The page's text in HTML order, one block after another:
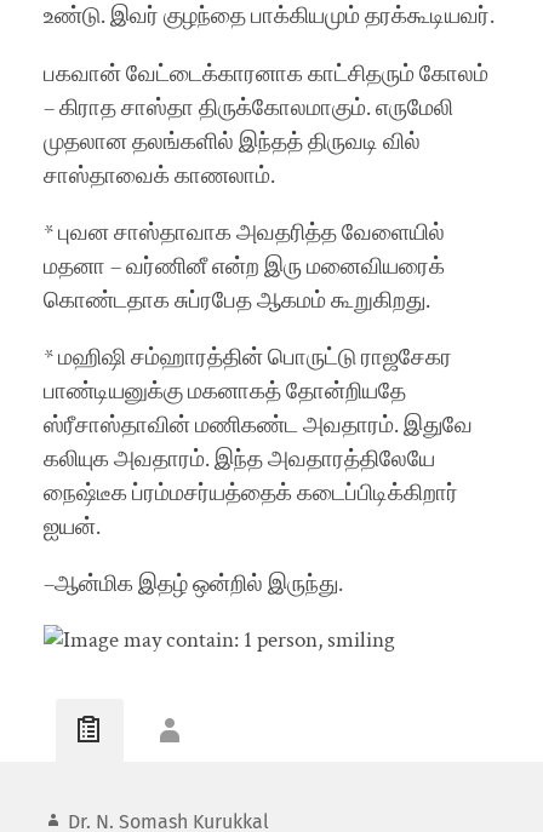
உண்டு. இவர் குழந்தை பாக்கியமும் தரக்கூடியவர்.
பகவான் வேட்டைக்காரனாக காட்சிதரும் கோலம்
– கிராத சாஸ்தா திருக்கோலமாகும். எருமேலி
முதலான தலங்களில் இந்தத் திருவடி வில்
சாஸ்தாவைக் காணலாம்.
* புவன சாஸ்தாவாக அவதரித்த வேளையில்
மதனா – வர்ணினீ என்ற இரு மனைவியரைக்
கொண்டதாக சுப்ரபேத ஆகமம் கூறுகிறது.
* மஹிஷி சம்ஹாரத்தின் பொருட்டு ராஜசேகர
பாண்டியனுக்கு மகனாகத் தோன்றியதே
ஸ்ரீசாஸ்தாவின் மணிகண்ட அவதாரம். இதுவே
கலியுக அவதாரம். இந்த அவதாரத்திலேயே
நைஷ்டீக ப்ரம்மசர்யத்தைக் கடைப்பிடிக்கிறார்
ஐயன்.
–ஆன்மிக இதழ் ஒன்றில் இருந்து.
Dr. N. Somash Kurukkal